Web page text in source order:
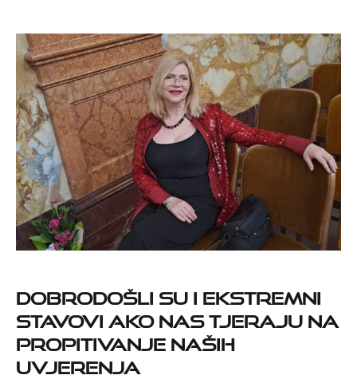
Dobrodošli su i ekstremni
stavovi ako nas tjeraju na
propitivanje naših
uvjerenja